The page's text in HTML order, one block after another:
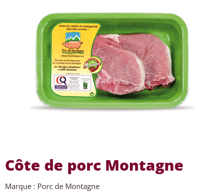
Côte de porc Montagne
Marque : Porc de Montagne